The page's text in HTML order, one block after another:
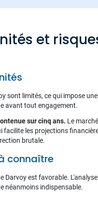
et
sont limités, ce qui impose
avant tout engagement.
sur cinq ans. Le
facilite les projections
brutale.
connaître
Darvoy est favorable.
néanmoins indispensable.